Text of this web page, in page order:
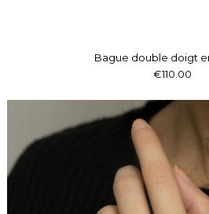
Bague double doigt
€110.00